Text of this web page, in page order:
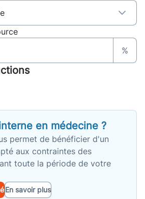
%
en médecine ?
permet de bénéficier d'un
aux contraintes des
toute la période de votre
En savoir plus